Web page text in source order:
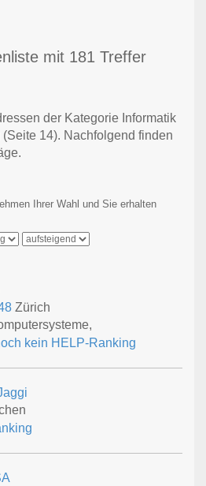
mit 181 Treffer
der Kategorie Informatik
(Seite 14). Nachfolgend finden
Ihrer Wahl und Sie erhalten
Zürich